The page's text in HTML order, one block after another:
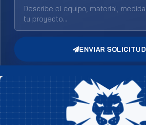
ENVIAR SOLICITUD